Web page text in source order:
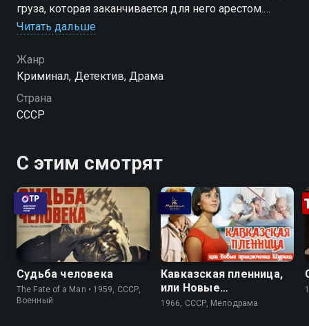
груза, которая заканчивается для него арестом.
Следователь не верит, что Румянцев ничего не знал
не виноват?
Читать дальше
Жанр
Криминал, Детектив, Драма
Страна
СССР
С этим смотрят
Судьба человека
The Fate of a Man • 1959, СССР,
Военный
Кавказская пленница,
или Новые
приключения Шурика
1966, СССР, Мелодрама